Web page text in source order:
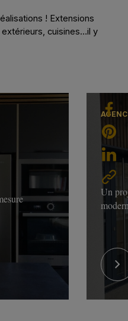
! Extensions
cuisines…il y
Un